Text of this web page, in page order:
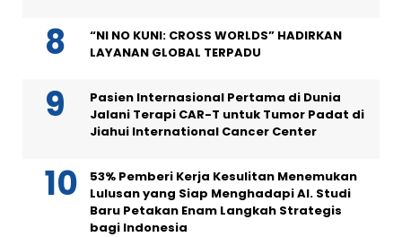
“NI NO KUNI: CROSS WORLDS” HADIRKAN
LAYANAN GLOBAL TERPADU
Pasien Internasional Pertama di Dunia
Jalani Terapi CAR-T untuk Tumor Padat di
Jiahui International Cancer Center
53% Pemberi Kerja Kesulitan Menemukan
Lulusan yang Siap Menghadapi AI. Studi
Baru Petakan Enam Langkah Strategis
bagi Indonesia